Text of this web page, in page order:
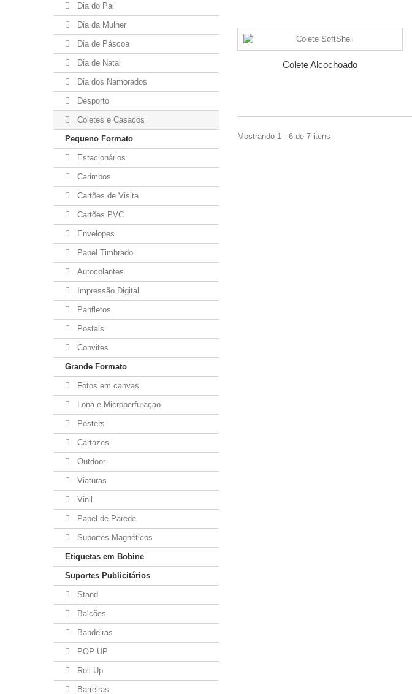
Dia do Pai
Dia da Mulher
Dia de Páscoa
Dia de Natal
Dia dos Namorados
Desporto
Coletes e Casacos
Pequeno Formato
Estacionários
Carimbos
Cartões de Visita
Cartões PVC
Envelopes
Papel Timbrado
Autocolantes
Impressão Digital
Panfletos
Postais
Convites
Grande Formato
Fotos em canvas
Lona e Microperfuraçao
Posters
Cartazes
Outdoor
Viaturas
Vinil
Papel de Parede
Suportes Magnéticos
Etiquetas em Bobine
Suportes Publicitários
Stand
Balcões
Bandeiras
POP UP
Roll Up
Barreiras
Colete Alcochoado
Mostrando 1 - 6 de 7 itens